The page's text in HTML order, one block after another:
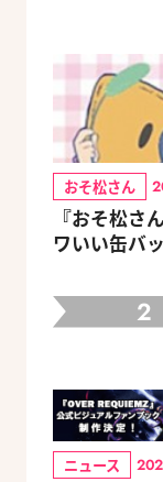
おそ松さん
『おそ松さ
ワいい缶バ
2
ニュース